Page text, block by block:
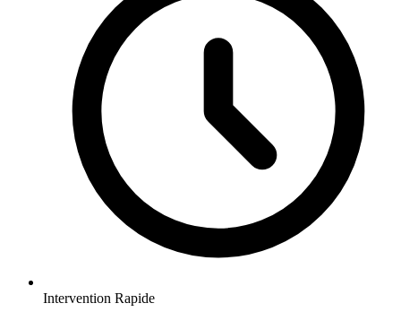
Intervention Rapide